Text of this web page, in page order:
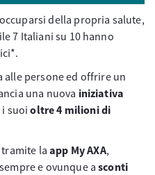
della propria salute,
7 Italiani su 10 hanno
alle persone ed offrire un
una nuova iniziativa
i suoioltre 4 milioni di
tramite laapp My AXA,
e ovunque asconti